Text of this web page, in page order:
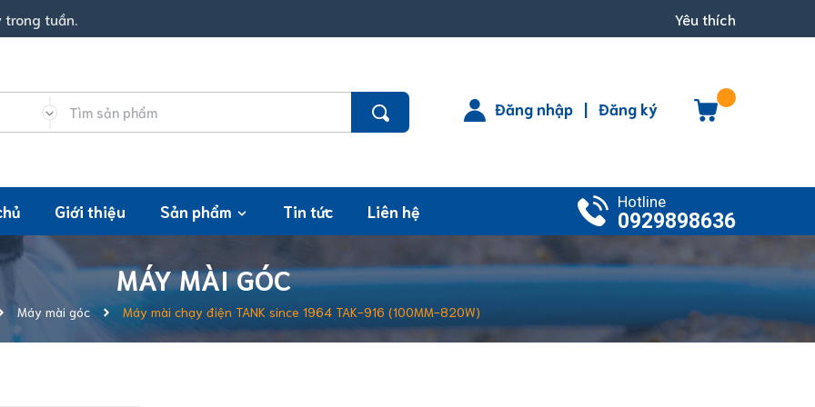
tuần. Yêu thích
Đăng nhập | Đăng ký
Giới thiệu Sản phẩm Tin tức Liên hệ Hotline
0929898636
MÁY MÀI GÓC
Máy mài góc Máy mài chạy điện TANK since 1964 TAK-916 (100MM-820W)